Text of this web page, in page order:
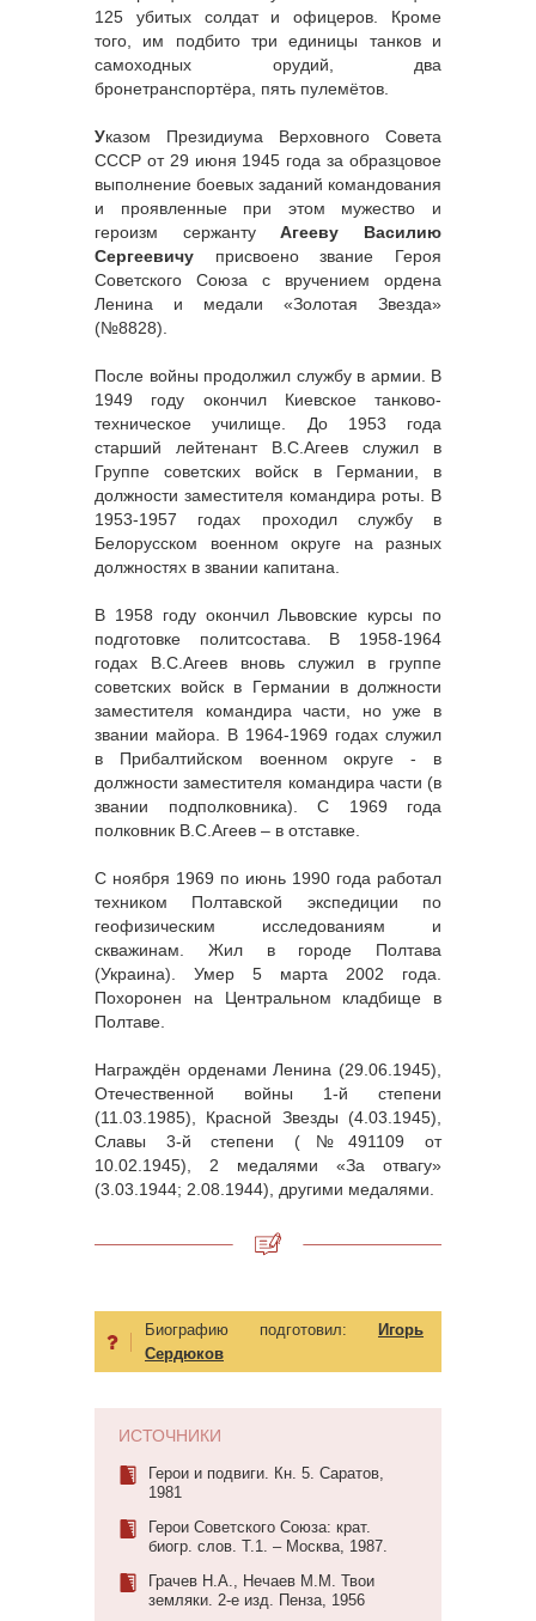
125 убитых солдат и офицеров. Кроме
того, им подбито три единицы танков и
самоходных орудий, два
бронетранспортёра, пять пулемётов.
Указом Президиума Верховного Совета
СССР от 29 июня 1945 года за образцовое
выполнение боевых заданий командования
и проявленные при этом мужество и
героизм сержантуАгееву Василию
Сергеевичу присвоено звание Героя
Советского Союза с вручением ордена
Ленина и медали «Золотая Звезда»
(№8828).
После войны продолжил службу в армии. В
1949 году окончил Киевское танково-
техническое училище. До 1953 года
старший лейтенант В.С.Агеев служил в
Группе советских войск в Германии, в
должности заместителя командира роты. В
1953-1957 годах проходил службу в
Белорусском военном округе на разных
должностях в звании капитана.
В 1958 году окончил Львовские курсы по
подготовке политсостава. В 1958-1964
годах В.С.Агеев вновь служил в группе
советских войск в Германии в должности
заместителя командира части, но уже в
звании майора. В 1964-1969 годах служил
в Прибалтийском военном округе - в
должности заместителя командира части (в
звании подполковника). С 1969 года
полковник В.С.Агеев – в отставке.
С ноября 1969 по июнь 1990 года работал
техником Полтавской экспедиции по
геофизическим исследованиям и
скважинам. Жил в городе Полтава
(Украина). Умер 5 марта 2002 года.
Похоронен на Центральном кладбище в
Полтаве.
Награждён орденами Ленина (29.06.1945),
Отечественной войны 1-й степени
(11.03.1985), Красной Звезды (4.03.1945),
Славы 3-й степени (№491109 от
10.02.1945), 2 медалями «За отвагу»
(3.03.1944; 2.08.1944), другими медалями.
Биографию подготовил:
Игорь
Сердюков
ИСТОЧНИКИ
Герои и подвиги. Кн. 5. Саратов,
1981
Герои Советского Союза: крат.
биогр. слов. Т.1. – Москва, 1987.
Грачев Н.А., Нечаев М.М. Твои
земляки. 2-е изд. Пенза, 1956